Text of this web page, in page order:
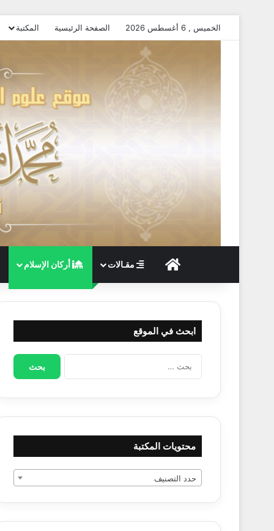
الخميس , 6 أغسطس 2026 الصفحة الرئيسية المكتبة
الصفحة الرئيسية
مقـالات أركان الإسلام
ابحث في الموقع
البحث
محتويات المكتبة
حدد التصنيف